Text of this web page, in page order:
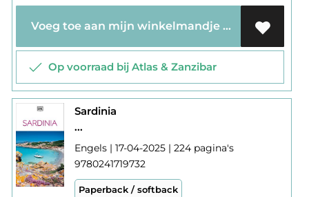
Voeg toe aan mijn winkelmandje
Op voorraad bij Atlas & Zanzibar
Sardinia
...
Engels | 17-04-2025 | 224 pagina's
9780241719732
Paperback / softback